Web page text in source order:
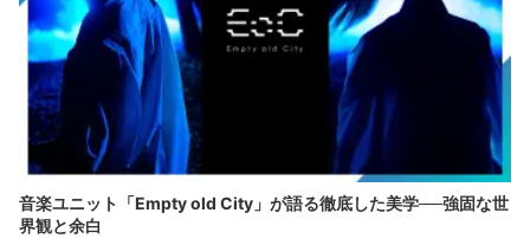
音楽ユニット「Empty old City」が語る徹底した美学──強固な世
界観と余白